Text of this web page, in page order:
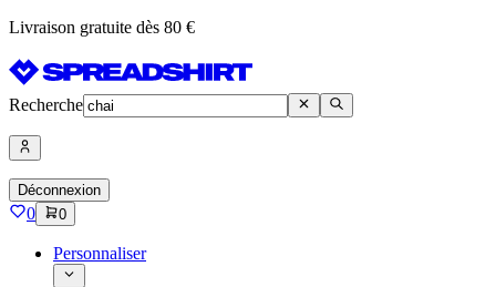
Livraison gratuite dès 80 €
Recherche
Déconnexion
0 0
Personnaliser